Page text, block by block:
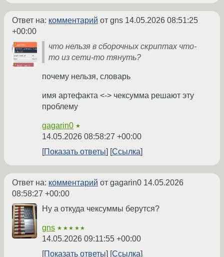
Ответ на: комментарий от gns 14.05.2026 08:51:25
+00:00
что нельзя в сборочных скриптах что-
то из сети-то тянуть?
почему нельзя, словарь
имя артефакта <-> чексумма решают эту
проблему
gagarin0 ★
14.05.2026 08:58:27 +00:00
Показать ответы
Ссылка
Ответ на: комментарий от gagarin0 14.05.2026
08:58:27 +00:00
Ну а откуда чексуммы берутся?
gns ★★★★★
14.05.2026 09:11:55 +00:00
Показать ответы
Ссылка